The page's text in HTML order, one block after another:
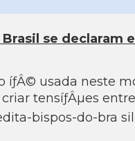
se
usada neste
tensíƒÂµes
bispos-do-bra